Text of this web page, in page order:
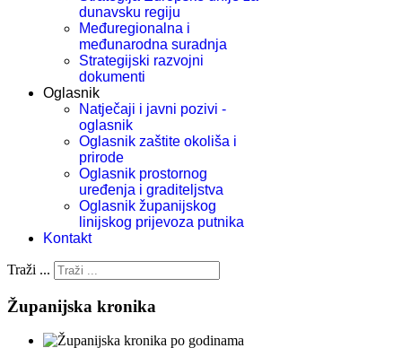
dunavsku regiju
Međuregionalna i
međunarodna suradnja
Strategijski razvojni
dokumenti
Oglasnik
Natječaji i javni pozivi -
oglasnik
Oglasnik zaštite okoliša i
prirode
Oglasnik prostornog
uređenja i graditeljstva
Oglasnik županijskog
linijskog prijevoza putnika
Kontakt
Traži ...
Županijska kronika